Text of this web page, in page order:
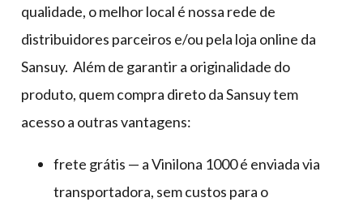
qualidade, o melhor local é nossa rede de
distribuidores parceiros e/ou pela loja online da
Sansuy. Além de garantir a originalidade do
produto, quem compra direto da Sansuy tem
acesso a outras vantagens:
frete grátis — a Vinilona 1000 é enviada via
transportadora, sem custos para o